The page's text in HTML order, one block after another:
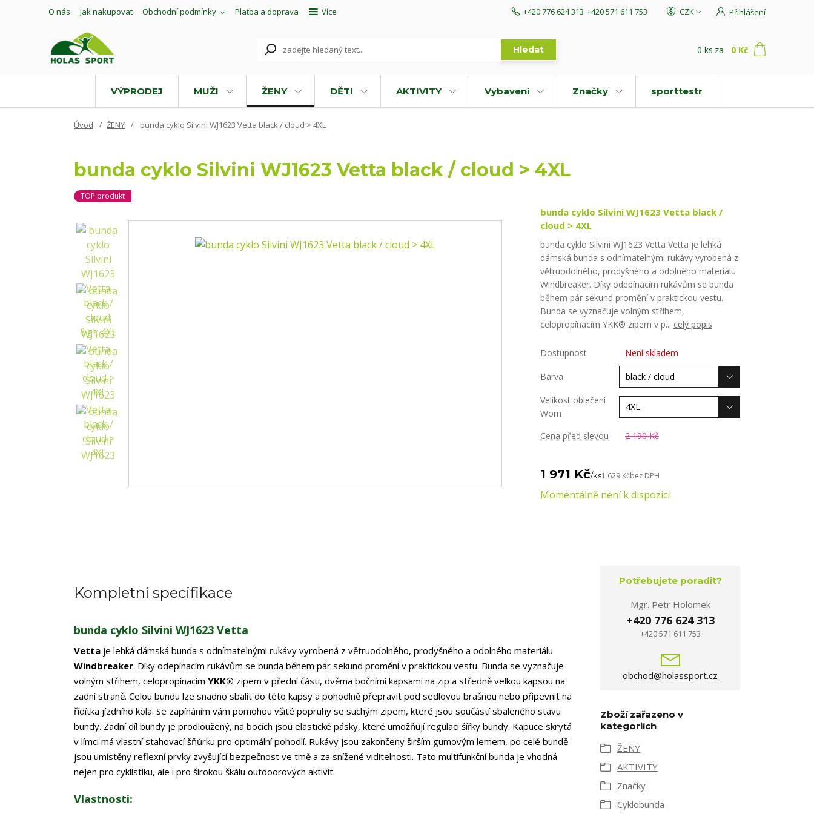
O nás Jak nakupovat Obchodní podmínky Platba a doprava Více CZK Přihlášení
Hledat
+420 776 624 313 +420 571 611 753
0 ks za 0 Kč
VÝPRODEJ MUŽI ŽENY DĚTI AKTIVITY Vybavení Značky sporttestr
Úvod ŽENY bunda cyklo Silvini WJ1623 Vetta black / cloud > 4XL
bunda cyklo Silvini WJ1623 Vetta black / cloud > 4XL
TOP produkt
bunda cyklo Silvini WJ1623 Vetta black /
cloud > 4XL
bunda cyklo Silvini WJ1623 Vetta Vetta je lehká
dámská bunda s odnímatelnými rukávy vyrobená z
větruodolného, ​​prodyšného a odolného materiálu
Windbreaker. Díky odepínacím rukávům se bunda
během pár sekund promění v praktickou vestu.
Bunda se vyznačuje volným střihem,
celopropínacím YKK® zipem v p... celý popis
Dostupnost Není skladem
Barva
Velikost oblečení
Wom
Cena před slevou
2 190 Kč
1 971 Kč/ks1 629 Kčbez DPH
Momentálně není k dispozici
Kompletní specifikace
bunda cyklo Silvini WJ1623 Vetta
Vetta je lehká dámská bunda s odnímatelnými rukávy vyrobená z větruodolného, ​​prodyšného a odolného materiálu
Windbreaker. Díky odepínacím rukávům se bunda během pár sekund promění v praktickou vestu. Bunda se vyznačuje
volným střihem, celopropínacím YKK® zipem v přední části, dvěma bočními kapsami na zip a středně velkou kapsou na
zadní straně. Celou bundu lze snadno sbalit do této kapsy a pohodlně přepravit pod sedlovou brašnou nebo připevnit na
řídítka jízdního kola. Se zapínáním vám pomohou všité popruhy se suchým zipem, které jsou součástí sbaleného stavu
bundy. Zadní díl bundy je prodloužený, na bocích jsou elastické pásky, které umožňují regulaci šířky bundy. Kapuce skrytá
v límci má vlastní stahovací šňůrku pro optimální pohodlí. Rukávy jsou zakončeny širším gumovým lemem, po celé bundě
jsou umístěny reflexní prvky zvyšující bezpečnost ve tmě a za snížené viditelnosti. Tato multifunkční bunda je vhodná
nejen pro cyklistiku, ale i pro širokou škálu outdoorových aktivit.
Vlastnosti:
Potřebujete poradit?
Mgr. Petr Holomek
+420 776 624 313
+420 571 611 753
obchod@holassport.cz
Zboží zařazeno v
kategoriích
ŽENY
AKTIVITY
Značky
Cyklobunda